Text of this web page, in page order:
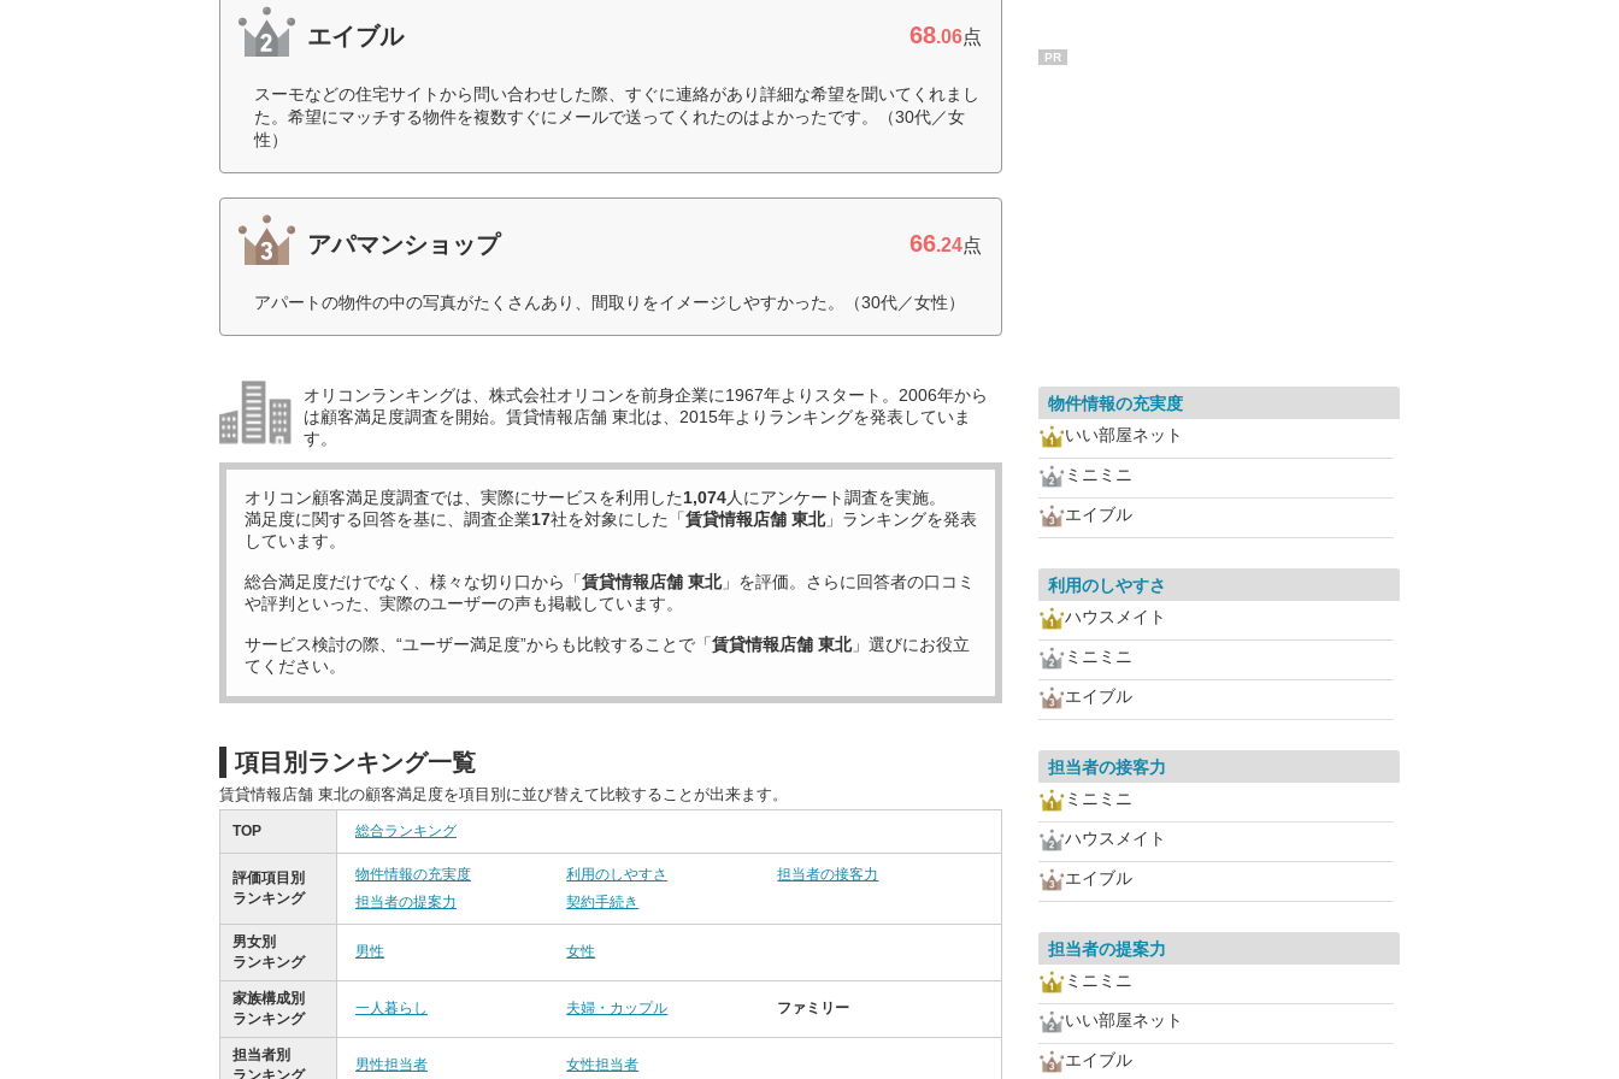
エイブル 68.06点
スーモなどの住宅サイトから問い合わせした際、すぐに連絡があり詳細な希望を聞いてくれまし
た。希望にマッチする物件を複数すぐにメールで送ってくれたのはよかったです。（30代／女
性）
アパマンショップ 66.24点
アパートの物件の中の写真がたくさんあり、間取りをイメージしやすかった。（30代／女性）
オリコンランキングは、株式会社オリコンを前身企業に1967年よりスタート。2006年から
は顧客満足度調査を開始。賃貸情報店舗 東北は、2015年よりランキングを発表していま
す。
オリコン顧客満足度調査では、実際にサービスを利用した1,074人にアンケート調査を実施。
満足度に関する回答を基に、調査企業17社を対象にした「賃貸情報店舗 東北」ランキングを発表
しています。
総合満足度だけでなく、様々な切り口から「賃貸情報店舗 東北」を評価。さらに回答者の口コミ
や評判といった、実際のユーザーの声も掲載しています。
サービス検討の際、“ユーザー満足度”からも比較することで「賃貸情報店舗 東北」選びにお役立
てください。
項目別ランキング一覧
賃貸情報店舗 東北の顧客満足度を項目別に並び替えて比較することが出来ます。
TOP 総合ランキング
評価項目別
ランキング
物件情報の充実度 利用のしやすさ
担当者の接客力
担当者の提案力
契約手続き
男女別
ランキング
男性 女性
家族構成別
ランキング
一人暮らし 夫婦・カップル ファミリー
担当者別
ランキング
男性担当者 女性担当者
PR
物件情報の充実度
いい部屋ネット
ミニミニ
エイブル
利用のしやすさ
ハウスメイト
ミニミニ
エイブル
担当者の接客力
ミニミニ
ハウスメイト
エイブル
担当者の提案力
ミニミニ
いい部屋ネット
エイブル